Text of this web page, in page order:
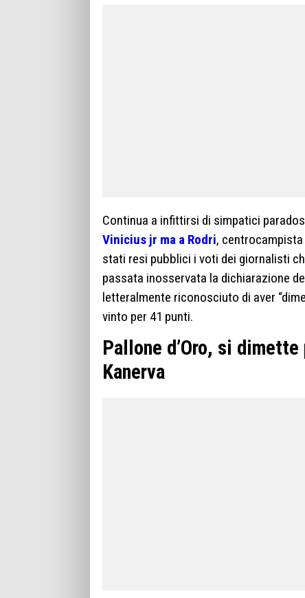
Continua a infittirsi di simpatici
Vinicius jr ma a Rodri,
stati resi pubblici i voti dei giornalisti
passata inosservata la dichiarazione
letteralmente riconosciuto di aver
vinto per 41 punti.
Pallone d’Oro, si
Kanerva